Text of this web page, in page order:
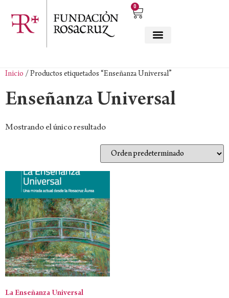
0
Inicio / Productos etiquetados “Enseñanza Universal”
Enseñanza Universal
Mostrando el único resultado
La Enseñanza Universal